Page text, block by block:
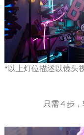
*以上灯位描述以镜头
只需 4 步